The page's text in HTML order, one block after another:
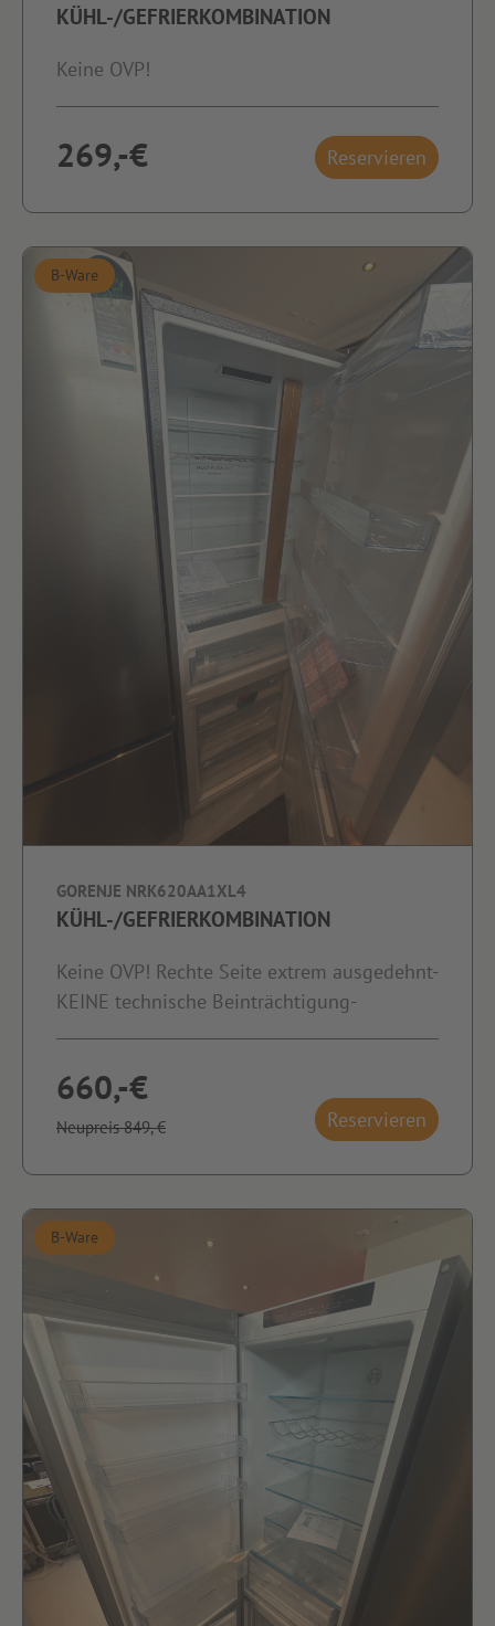
KÜHL-/GEFRIERKOMBINATION
Keine OVP!
269,-€ Reservieren
B-Ware
GORENJE NRK620AA1XL4
KÜHL-/GEFRIERKOMBINATION
Keine OVP! Rechte Seite extrem ausgedehnt-
KEINE technische Beinträchtigung-
660,-€
Neupreis 849,-€ Reservieren
B-Ware